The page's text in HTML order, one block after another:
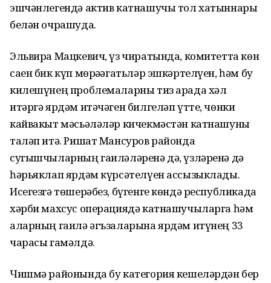
эшчәнлегендә актив катнашучы тол хатыннары
белән очрашуда.
Эльвира Мацкевич, үз чиратында, комитетта көн
саен бик күп мөрәҗәгатьләр эшкәртелүен, һәм бу
килешүнең проблемаларны тиз арада хәл
итәргә ярдәм итәчәген билгеләп үтте, чөнки
кайвакыт мәсьәләләр кичекмәстән катнашуны
таләп итә. Ришат Мансуров районда
сугышчыларның гаиләләренә дә, үзләренә дә
һәрьяклап ярдәм күрсәтелүен ассызыклады.
Исегезгә төшерәбез, бүгенге көндә республикада
хәрби махсус операциядә катнашучыларга һәм
аларның гаилә әгъзаларына ярдәм итүнең 33
чарасы гамәлдә.
Чишмә районында бу категория кешеләрдән бер